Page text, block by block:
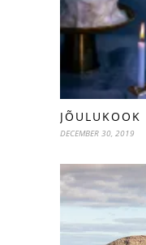
JÕULUKOOK
DECEMBER 30, 2019